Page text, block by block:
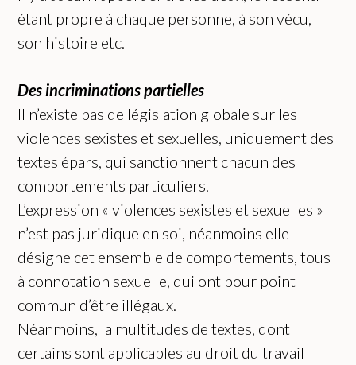
étant propre à chaque personne, à son vécu,
son histoire etc.
Des incriminations partielles
Il n’existe pas de législation globale sur les
violences sexistes et sexuelles, uniquement des
textes épars, qui sanctionnent chacun des
comportements particuliers.
L’expression « violences sexistes et sexuelles »
n’est pas juridique en soi, néanmoins elle
désigne cet ensemble de comportements, tous
à connotation sexuelle, qui ont pour point
commun d’être illégaux.
Néanmoins, la multitudes de textes, dont
certains sont applicables au droit du travail